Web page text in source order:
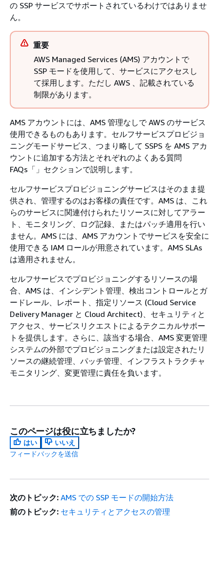
の SSP サービスでサポートされているわけではありませ
ん。
重要
AWS Managed Services (AMS) アカウントで
SSP モードを使用して、サービスにアクセスし
て採用します。ただし AWS 、記載されている
制限があります。
AMS アカウントには、AMS 管理なしで AWS のサービス
使用できるものもあります。セルフサービスプロビジョ
ニングモードサービス、つまり略して SSPS を AMS アカ
ウントに追加する方法とそれぞれのよくある質問
FAQs「」セクションで説明します。
セルフサービスプロビジョニングサービスはそのまま提
供され、管理するのはお客様の責任です。AMS は、これ
らのサービスに関連付けられたリソースに対してアラー
ト、モニタリング、ログ記録、またはパッチ適用を行い
ません。AMS には、AMS アカウントでサービスを安全に
使用できる IAM ロールが用意されています。AMS SLAs
は適用されません。
セルフサービスでプロビジョニングするリソースの場
合、AMS は、インシデント管理、検出コントロールとガ
ードレール、レポート、指定リソース (Cloud Service
Delivery Manager と Cloud Architect)、セキュリティと
アクセス、サービスリクエストによるテクニカルサポー
トを提供します。さらに、該当する場合、AMS 変更管理
システムの外部でプロビジョニングまたは設定されたリ
ソースの継続管理、パッチ管理、インフラストラクチャ
モニタリング、変更管理に責任を負います。
このページは役に立ちましたか?
はい
いいえ
フィードバックを送信
次のトピック: AMS での SSP モードの開始方法
前のトピック: セキュリティとアクセスの管理